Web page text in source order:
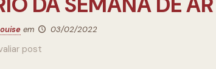
em 03/02/2022
post